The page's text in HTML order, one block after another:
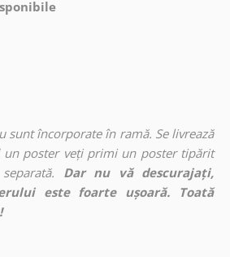
sunt încorporate în ramă. Se livrează
un poster veți primi un poster tipărit
Dar nu vă descurajați,
este foarte ușoară. Toată